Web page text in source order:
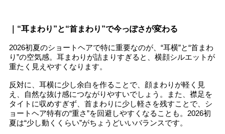
｜“耳まわり”と“首まわり”で今っぽさが変わる
2026初夏のショートヘアで特に重要なのが、“耳横”と“首まわ
り”の空気感。耳まわりが詰まりすぎると、横顔シルエットが
重たく見えやすくなります。
反対に、耳横に少し余白を作ることで、顔まわりが軽く見
え、自然な抜け感につながりやすいでしょう。また、襟足を
タイトに収めすぎず、首まわりに少し軽さを残すことで、シ
ョートヘア特有の“重さ”を回避しやすくなることも。2026初
夏は“少し動くくらい”がちょうどいいバランスです。